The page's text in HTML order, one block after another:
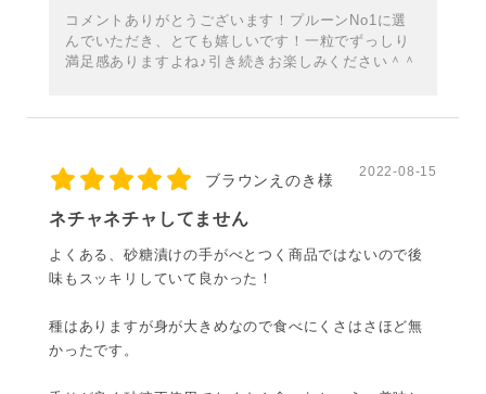
コメントありがとうございます！プルーンNo1に選
んでいただき、とても嬉しいです！一粒でずっしり
満足感ありますよね♪引き続きお楽しみください＾＾
ブラウンえのき様 2022-08-15
ネチャネチャしてません
よくある、砂糖漬けの手がべとつく商品ではないので後
味もスッキリしていて良かった！
種はありますが身が大きめなので食べにくさはさほど無
かったです。